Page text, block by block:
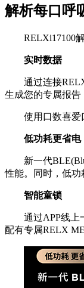
解析每口呼
RELXi17100
实时数据
通过连接
生成您的专属报告
使用口数喜爱
低功耗更省电
新一代
性能。同时，低
智能童锁
通过APP线上
配有专属RELX